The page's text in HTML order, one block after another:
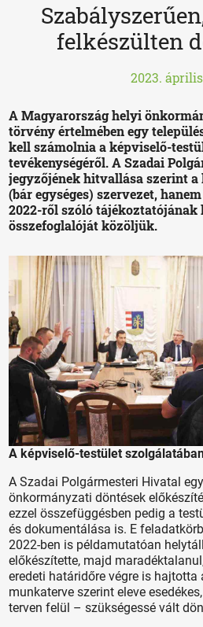
felkészülten
2023. április
A Magyarország helyi
törvény értelmében egy
kell számolnia a képviselő-
tevékenységéről. A Szadai
jegyzőjének hitvallása szerint
(bár egységes) szervezet,
2022-ről szóló tájékoztatójának
összefoglalóját közöljük.
A képviselő-testület
A Szadai Polgármesteri Hivatal
önkormányzati döntések
ezzel összefüggésben pedig a
és dokumentálása is. E
2022-ben is példamutatóan
előkészítette, majd
eredeti határidőre végre is hajtotta
munkaterve szerint eleve
terven felül – szükségessé vált